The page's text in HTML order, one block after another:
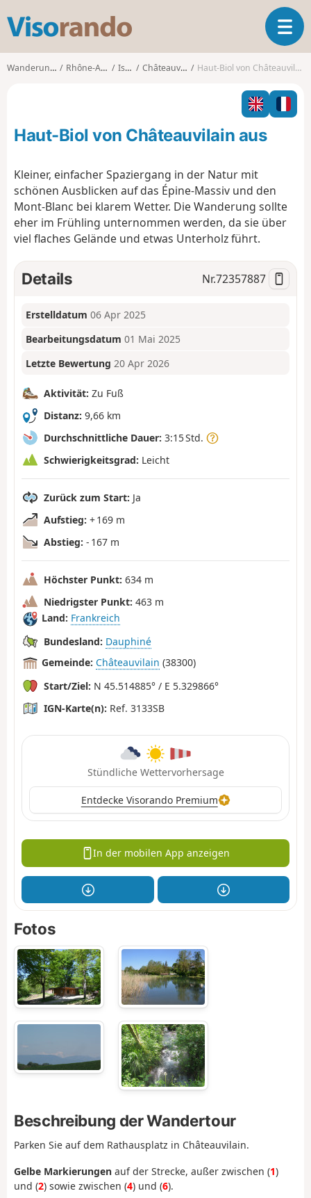
s
o
T
o
l
n
t
i
Wanderungen Rhône-Alpes Isère Châteauvilain Haut-Biol von Châteauvilain aus
Haut-Biol von Châteauvilain aus
Kleiner, einfacher Spaziergang in der Natur mit
schönen Ausblicken auf das Épine-Massiv und den
Mont-Blanc bei klarem Wetter. Die Wanderung sollte
eher im Frühling unternommen werden, da sie über
viel flaches Gelände und etwas Unterholz führt.
Details Nr.72357887
Erstelldatum 06 Apr 2025
Bearbeitungsdatum 01 Mai 2025
Letzte Bewertung 20 Apr 2026
Aktivität: Zu Fuß
Distanz: 9,66 km
Durchschnittliche Dauer: 3:15 Std.
Schwierigkeitsgrad: Leicht
Zurück zum Start: Ja
Aufstieg: + 169 m
Abstieg: - 167 m
Höchster Punkt: 634 m
Niedrigster Punkt: 463 m
Land: Frankreich
Bundesland: Dauphiné
Gemeinde: Châteauvilain (38300)
Start/Ziel: N 45.514885° / E 5.329866°
IGN-Karte(n): Ref. 3133SB
Stündliche Wettervorhersage
Entdecke Visorando Premium
In der mobilen App anzeigen
Fotos
Beschreibung der Wandertour
Parken Sie auf dem Rathausplatz in Châteauvilain.
Gelbe Markierungen auf der Strecke, außer zwischen (1)
und (2) sowie zwischen (4) und (6).